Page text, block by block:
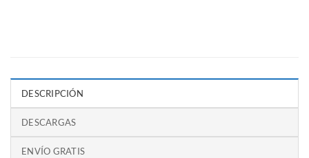
DESCRIPCIÓN
DESCARGAS
ENVÍO GRATIS